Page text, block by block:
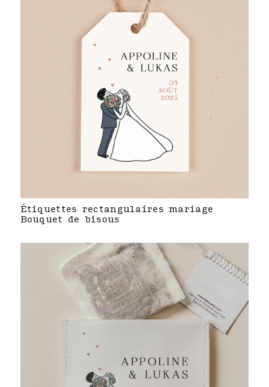
Étiquettes rectangulaires mariage
Bouquet de bisous